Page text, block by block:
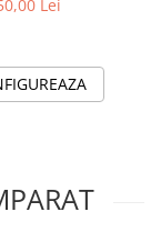
Lei